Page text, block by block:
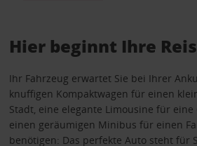
Hier beginnt Ihre
Ihr Fahrzeug erwartet Sie bei Ihrer
knuffigen Kompaktwagen für einen
Stadt, eine elegante Limousine für eine
einen geräumigen Minibus für einen
benötigen: Das perfekte Auto steht für